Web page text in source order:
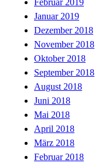
Februar 2019
Januar 2019
Dezember 2018
November 2018
Oktober 2018
September 2018
August 2018
Juni 2018
Mai 2018
April 2018
März 2018
Februar 2018